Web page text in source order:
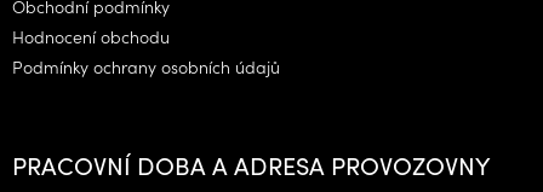
Obchodní podmínky
Hodnocení obchodu
Podmínky ochrany osobních údajů
PRACOVNÍ DOBA A ADRESA PROVOZOVNY